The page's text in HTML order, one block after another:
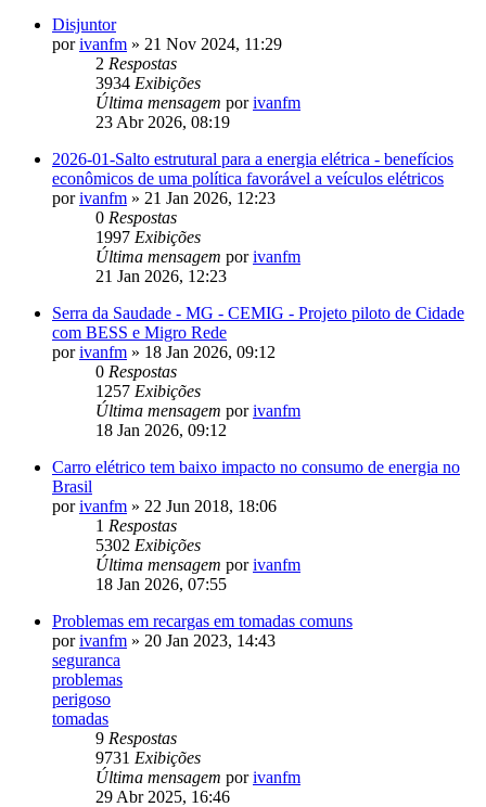
Disjuntor
porivanfm » 21 Nov 2024, 11:29
2 Respostas
3934 Exibições
Última mensagem porivanfm
23 Abr 2026, 08:19
2026-01-Salto estrutural para a energia elétrica - benefícios
econômicos de uma política favorável a veículos elétricos
porivanfm » 21 Jan 2026, 12:23
0 Respostas
1997 Exibições
Última mensagem porivanfm
21 Jan 2026, 12:23
Serra da Saudade - MG - CEMIG - Projeto piloto de Cidade
com BESS e Migro Rede
porivanfm » 18 Jan 2026, 09:12
0 Respostas
1257 Exibições
Última mensagem porivanfm
18 Jan 2026, 09:12
Carro elétrico tem baixo impacto no consumo de energia no
Brasil
porivanfm » 22 Jun 2018, 18:06
1 Respostas
5302 Exibições
Última mensagem porivanfm
18 Jan 2026, 07:55
Problemas em recargas em tomadas comuns
porivanfm » 20 Jan 2023, 14:43
seguranca
problemas
perigoso
tomadas
9 Respostas
9731 Exibições
Última mensagem porivanfm
29 Abr 2025, 16:46